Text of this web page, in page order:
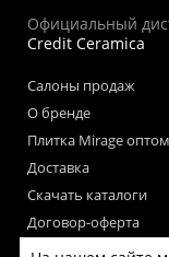
Официальный
Credit Ceramica
Салоны продаж
О бренде
Плитка Mirage оптом
Доставка
Скачать каталоги
Договор-оферта
Пользовательское